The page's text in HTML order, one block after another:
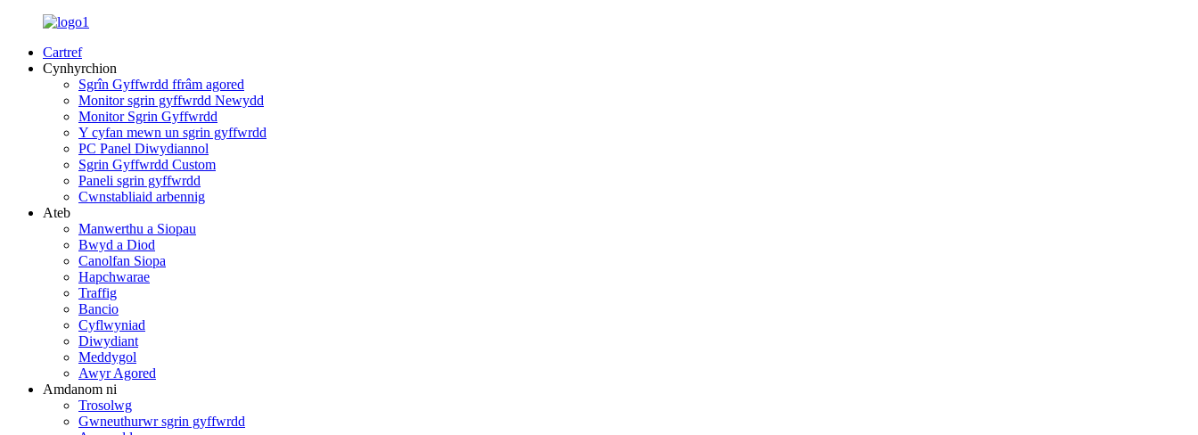
Cartref
Cynhyrchion
Sgrîn Gyffwrdd ffrâm agored
Monitor sgrin gyffwrdd Newydd
Monitor Sgrin Gyffwrdd
Y cyfan mewn un sgrin gyffwrdd
PC Panel Diwydiannol
Sgrin Gyffwrdd Custom
Paneli sgrin gyffwrdd
Cwnstabliaid arbennig
Ateb
Manwerthu a Siopau
Bwyd a Diod
Canolfan Siopa
Hapchwarae
Traffig
Bancio
Cyflwyniad
Diwydiant
Meddygol
Awyr Agored
Amdanom ni
Trosolwg
Gwneuthurwr sgrin gyffwrdd